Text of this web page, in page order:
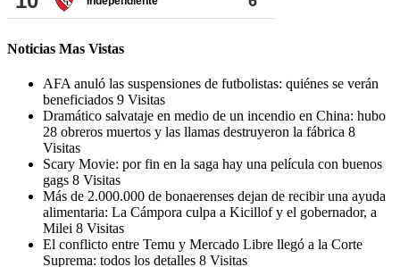
Noticias Mas Vistas
AFA anuló las suspensiones de futbolistas: quiénes se verán
beneficiados 9 Visitas
Dramático salvataje en medio de un incendio en China: hubo
28 obreros muertos y las llamas destruyeron la fábrica 8
Visitas
Scary Movie: por fin en la saga hay una película con buenos
gags 8 Visitas
Más de 2.000.000 de bonaerenses dejan de recibir una ayuda
alimentaria: La Cámpora culpa a Kicillof y el gobernador, a
Milei 8 Visitas
El conflicto entre Temu y Mercado Libre llegó a la Corte
Suprema: todos los detalles 8 Visitas